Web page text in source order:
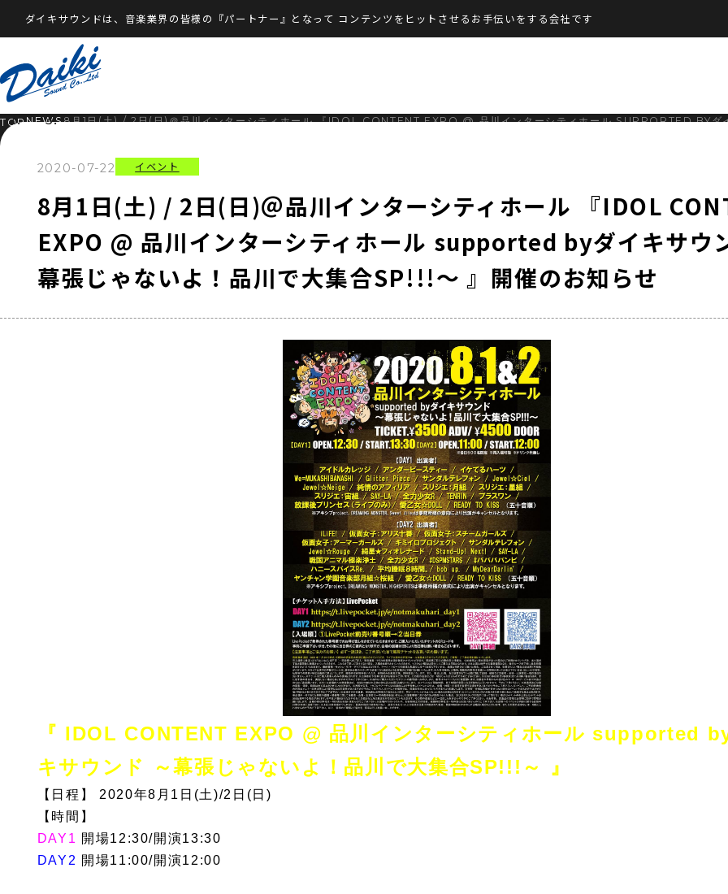
ダイキサウンドは、音楽業界の皆様の『パートナー』となって コンテンツをヒットさせるお手伝いをする会社です
TOPNEWS8月1日(土) / 2日(日)＠品川インターシティホール 『IDOL CONTENT EXPO @ 品川インターシティホール SUPPORTED BYダ
2020-07-22 イベント
8月1日(土) / 2日(日)＠品川インターシティホール 『IDOL
EXPO @ 品川インターシティホール supported byダイキサウ
幕張じゃないよ！品川で大集合SP!!!～ 』開催のお知らせ
『 IDOL CONTENT EXPO @ 品川インターシティホール supported
キサウンド ～幕張じゃないよ！品川で大集合SP!!!～ 』
【日程】 2020年8月1日(土)/2日(日)
【時間】
DAY1 開場12:30/開演13:30
DAY2 開場11:00/開演12:00